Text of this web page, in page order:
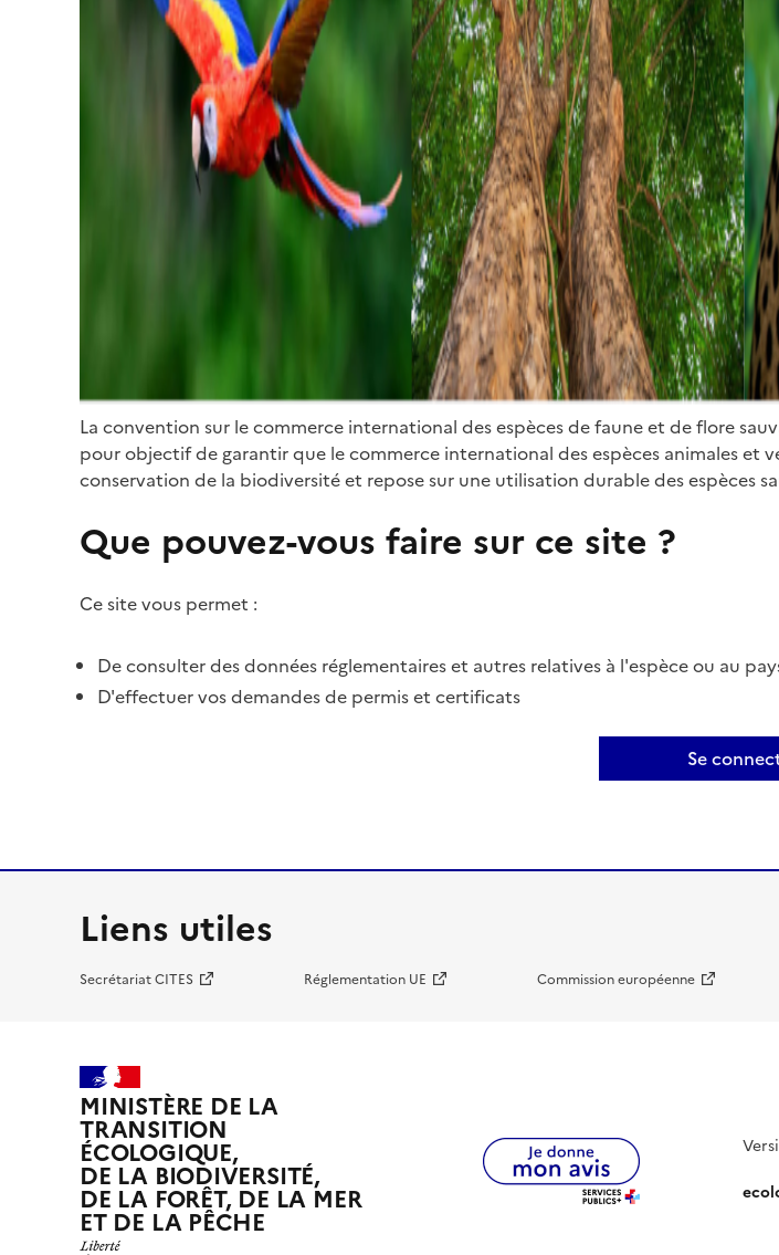
La convention sur le commerce international des espèces de faune et de flore
pour objectif de garantir que le commerce international des espèces animales et
conservation de la biodiversité et repose sur une utilisation durable des espèces
Que pouvez-vous faire sur ce site ?
Ce site vous permet :
De consulter des données réglementaires et autres relatives à l'espèce ou au
D'effectuer vos demandes de permis et certificats
Se
Liens utiles
Secrétariat CITES Réglementation UE Commission européenne
MINISTÈRE DE LA
TRANSITION
ÉCOLOGIQUE,
DE LA BIODIVERSITÉ,
DE LA FORÊT, DE LA MER
ET DE LA PÊCHE